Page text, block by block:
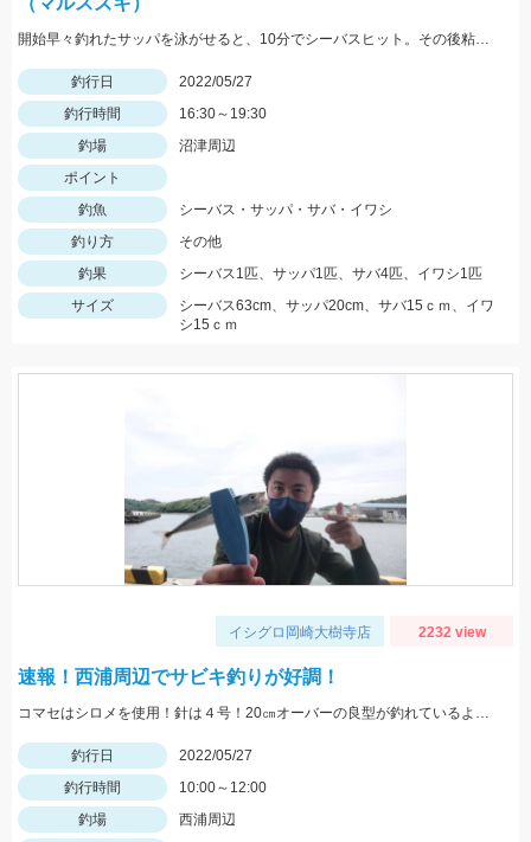
開始早々釣れたサッパを泳がせると、10分でシーバスヒット。その後粘るも肝心のアオリイカが釣れない。
釣行日
2022/05/27
釣行時間
16:30～19:30
釣場
沼津周辺
ポイント
釣魚
シーバス・サッパ・サバ・イワシ
釣り方
その他
釣果
シーバス1匹、サッパ1匹、サバ4匹、イワシ1匹
サイズ
シーバス63cm、サッパ20cm、サバ15ｃｍ、イワ
シ15ｃｍ
イシグロ岡崎大樹寺店 2232 view
速報！西浦周辺でサビキ釣りが好調！
コマセはシロメを使用！針は４号！20㎝オーバーの良型が釣れているようです！
釣行日
2022/05/27
釣行時間
10:00～12:00
釣場
西浦周辺